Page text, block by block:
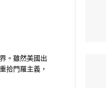
。雖然美國出
拾門羅主義，